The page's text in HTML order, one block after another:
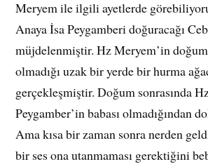
Meryem ile ilgili ayetlerde
Anaya İsa Peygamberi doğuracağı
müjdelenmiştir. Hz Meryem’in
olmadığı uzak bir yerde bir hurma
gerçekleşmiştir. Doğum sonrasında
Peygamber’in babası olmadığından
Ama kısa bir zaman sonra nerden
bir ses ona utanmaması gerektiğini